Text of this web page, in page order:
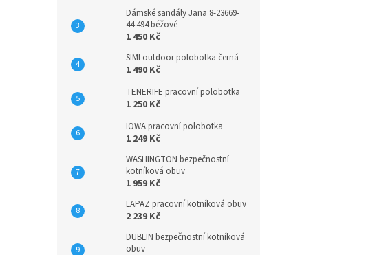
Dámské sandály Jana 8-23669-
44 494 béžové
1 450 Kč
SIMI outdoor polobotka černá
1 490 Kč
TENERIFE pracovní polobotka
1 250 Kč
IOWA pracovní polobotka
1 249 Kč
WASHINGTON bezpečnostní
kotníková obuv
1 959 Kč
LAPAZ pracovní kotníková obuv
2 239 Kč
DUBLIN bezpečnostní kotníková
obuv